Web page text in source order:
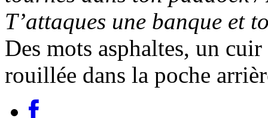
T’attaques une banque et
Des mots asphaltes, un
rouillée dans la poche